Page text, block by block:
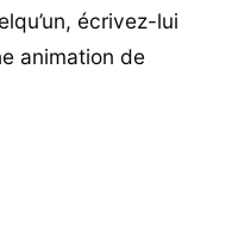
écrivez-lui
animation de